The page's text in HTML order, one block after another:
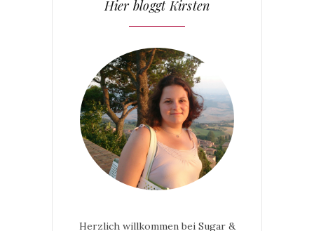
Hier bloggt Kirsten
Herzlich willkommen bei Sugar &